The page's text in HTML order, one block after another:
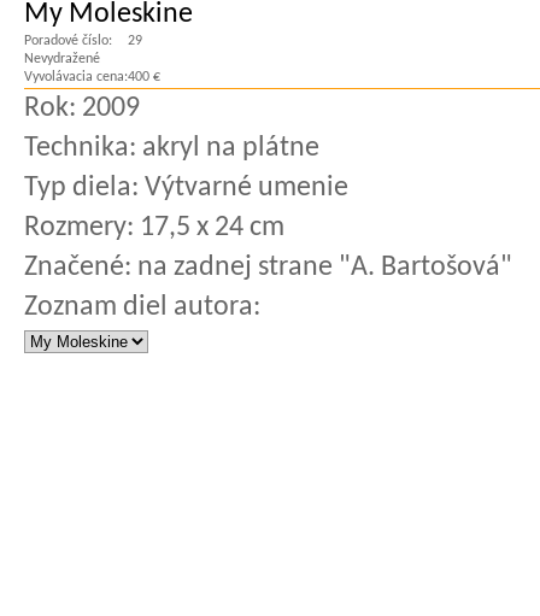
My Moleskine
Poradové číslo:
29
Nevydražené
Vyvolávacia cena:400 €
Rok: 2009
Technika: akryl na plátne
Typ diela: Výtvarné umenie
Rozmery: 17,5 x 24 cm
Značené: na zadnej strane "A. Bartošová"
Zoznam diel autora: